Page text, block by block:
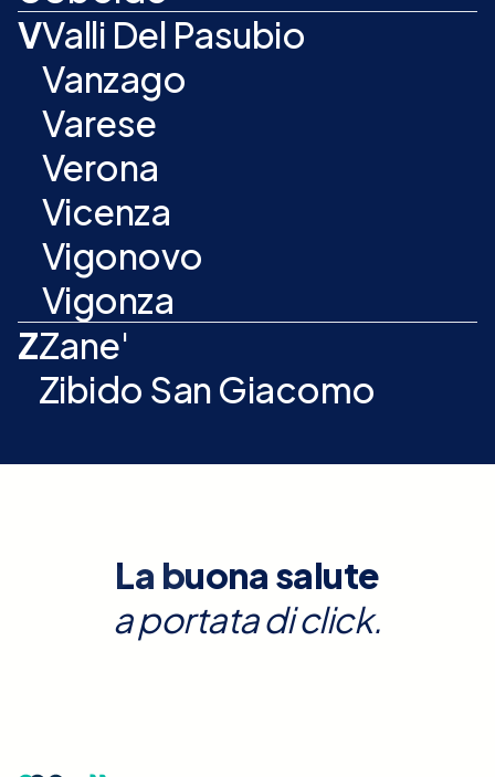
VValli Del Pasubio
Vanzago
Varese
Verona
Vicenza
Vigonovo
Vigonza
ZZane'
Zibido San Giacomo
La buona salute
a portata di click.